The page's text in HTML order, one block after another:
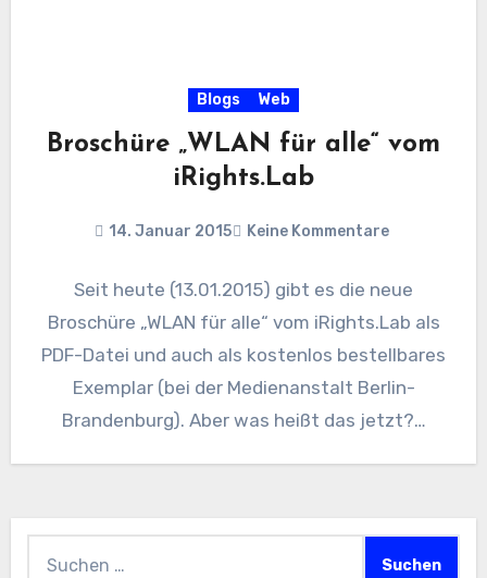
Blogs Web
Broschüre „WLAN für alle“ vom
iRights.Lab
14. Januar 2015 Keine Kommentare
Seit heute (13.01.2015) gibt es die neue
Broschüre „WLAN für alle“ vom iRights.Lab als
PDF-Datei und auch als kostenlos bestellbares
Exemplar (bei der Medienanstalt Berlin-
Brandenburg). Aber was heißt das jetzt?…